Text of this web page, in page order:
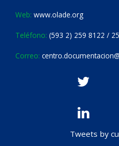
Web: www.olade.org
Teléfono: (593 2) 259 8122 /
Correo:
Tweets by